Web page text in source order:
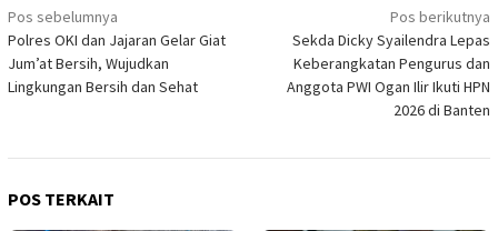
Navigasi
pos
Pos sebelumnya
Polres OKI dan Jajaran Gelar Giat
Jum’at Bersih, Wujudkan
Lingkungan Bersih dan Sehat
Pos berikutnya
Sekda Dicky Syailendra Lepas
Keberangkatan Pengurus dan
Anggota PWI Ogan Ilir Ikuti HPN
2026 di Banten
POS TERKAIT